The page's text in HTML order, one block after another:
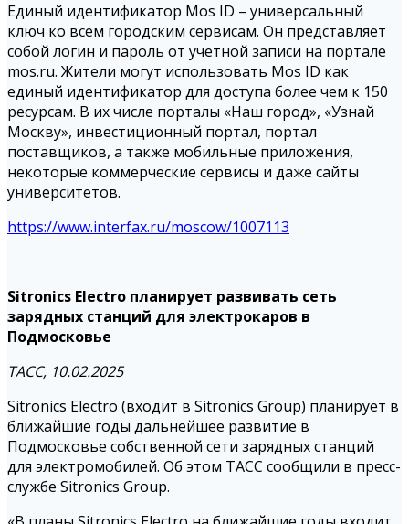
Единый идентификатор Mos ID – универсальный
ключ ко всем городским сервисам. Он представляет
собой логин и пароль от учетной записи на портале
mos.ru. Жители могут использовать Mos ID как
единый идентификатор для доступа более чем к 150
ресурсам. В их числе порталы «Наш город», «Узнай
Москву», инвестиционный портал, портал
поставщиков, а также мобильные приложения,
некоторые коммерческие сервисы и даже сайты
университетов.
https://www.interfax.ru/moscow/1007113
Sitronics Electro планирует развивать сеть
зарядных станций для электрокаров в
Подмосковье
ТАСС, 10.02.2025
Sitronics Electro (входит в Sitronics Group) планирует в
ближайшие годы дальнейшее развитие в
Подмосковье собственной сети зарядных станций
для электромобилей. Об этом ТАСС сообщили в пресс-
службе Sitronics Group.